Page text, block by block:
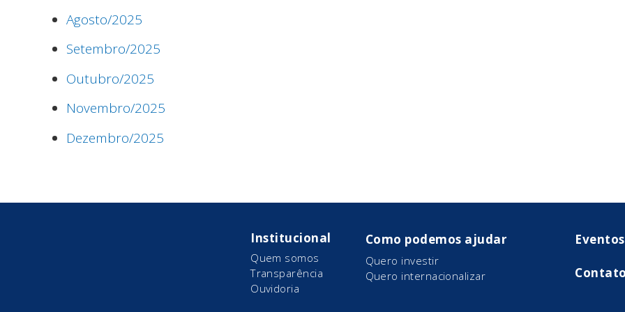
Agosto/2025
Setembro/2025
Outubro/2025
Novembro/2025
Dezembro/2025
Institucional
Quem somos
Transparência
Ouvidoria
Como podemos ajudar
Quero investir
Quero internacionalizar
Eventos